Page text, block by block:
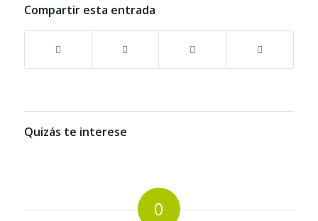
Compartir esta entrada
Quizás te interese
0